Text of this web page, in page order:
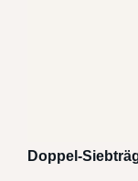
Doppel-